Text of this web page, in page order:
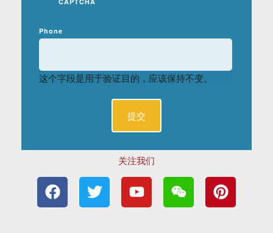
Phone
这个字段是用于验证目的，应该保持不变。
关注我们
F
a
c
T
w
i
Y
o
u
W
e
i
P
i
n